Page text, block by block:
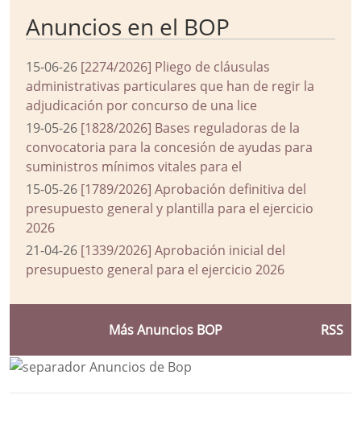
Anuncios en el BOP
15-06-26 [2274/2026] Pliego de cláusulas
administrativas particulares que han de regir la
adjudicación por concurso de una lice
19-05-26 [1828/2026] Bases reguladoras de la
convocatoria para la concesión de ayudas para
suministros mínimos vitales para el
15-05-26 [1789/2026] Aprobación definitiva del
presupuesto general y plantilla para el ejercicio
2026
21-04-26 [1339/2026] Aprobación inicial del
presupuesto general para el ejercicio 2026
Más Anuncios BOP RSS